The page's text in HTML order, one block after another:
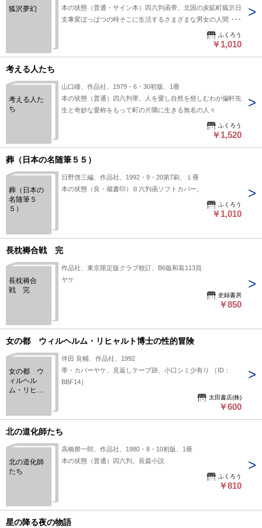
狐沢夢幻
本の状態（普通・サイン本）四六判函帯。北国の炭鉱町狐沢日
支事変ぼっぱつの時そこに生活するさまざまな男女の人間ドラ
ふくろう
￥1,010
考える人たち
考える人た
ち
山口瞳、作品社、1979・6・30初版、1冊
本の状態（普通）四六判帯。人を愛し自然を慈しむわが偏軒先
生と奇妙な愛称をもって町の片隅に生きる無名の人々
ふくろう
￥1,520
葬（日本の名随筆５５）
葬（日本の
名随筆５
５）
日野啓三編、作品社、1992・9・20第7刷、１冊
本の状態（良・蔵書印）Ｂ六判函ソフトカバー。
ふくろう
￥1,010
長枕褥合戦 完
長枕褥合
戦 完
作品社、東京限定版クラブ校訂、B6版和装113頁
ヤケ
史録書房
￥850
女の都 ウィルヘルム・リヒャルト博士の性的冒険
女の都 ウ
ィルヘル
ム・リヒャ
伴田 良輔、作品社、1992
帯・カバーヤケ、見返しテープ跡、小口シミ少有り ［ID：
BBF14］
太田書店(株)
￥600
北の道化師たち
北の道化師
たち
高橋揆一郎、作品社、1980・8・10初版、1冊
本の状態（普通）四六判。長篇小説
ふくろう
￥810
星の降る夜の物語